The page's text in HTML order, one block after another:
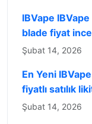
IBVape
blade fiyat
Şubat 14, 2026
En Yeni
fiyatlı satılık
Şubat 14, 2026